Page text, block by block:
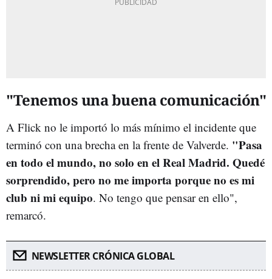
"Tenemos una buena comunicación"
A Flick no le importó lo más mínimo el incidente que
terminó con una brecha en la frente de Valverde. "Pasa
en todo el mundo, no solo en el Real Madrid. Quedé
sorprendido, pero no me importa porque no es mi
club ni mi equipo. No tengo que pensar en ello",
remarcó.
NEWSLETTER CRÓNICA GLOBAL